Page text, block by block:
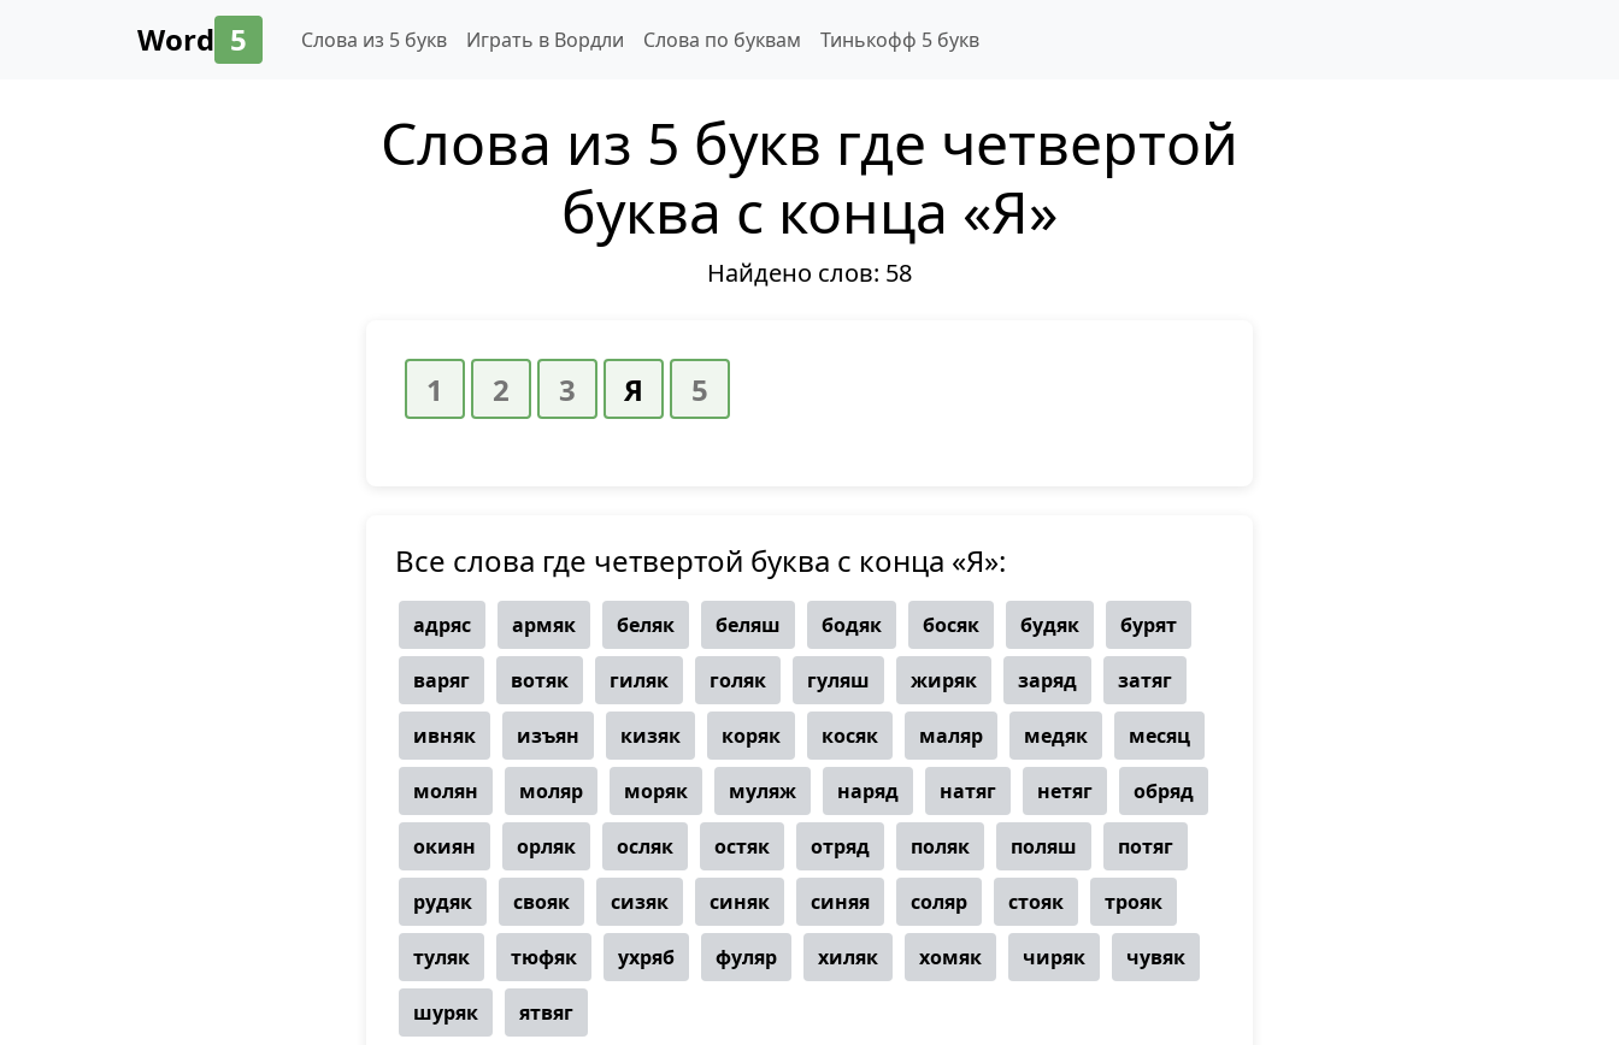
Word 5 Слова из 5 букв Играть в Вордли Слова по буквам Тинькофф 5 букв
Слова из 5 букв где четвертой
буква с конца «Я»
Найдено слов: 58
Все слова где четвертой буква с конца «Я»:
адряс армяк беляк беляш бодяк босяк будяк бурят
варяг вотяк гиляк голяк гуляш жиряк заряд затяг
ивняк изъян кизяк коряк косяк маляр медяк месяц
молян моляр моряк муляж наряд натяг нетяг обряд
окиян орляк осляк остяк отряд поляк поляш потяг
рудяк свояк сизяк синяк синяя соляр стояк трояк
туляк тюфяк ухряб фуляр хиляк хомяк чиряк чувяк
шуряк ятвяг